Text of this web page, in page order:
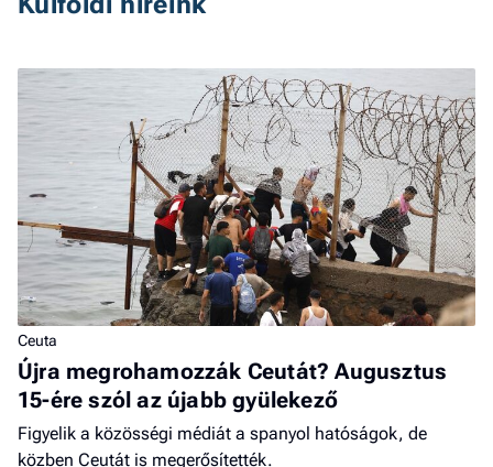
Ceuta
Újra megrohamozzák Ceutát? Augusztus
15-ére szól az újabb gyülekező
Figyelik a közösségi médiát a spanyol hatóságok, de
közben Ceutát is megerősítették.